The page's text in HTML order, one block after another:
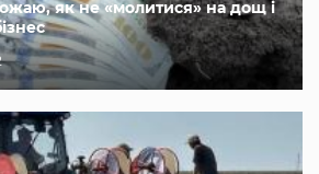
як не «молитися» на дощ і